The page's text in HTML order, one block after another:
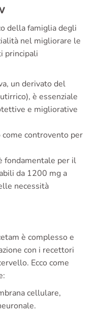
della famiglia degli
nel migliorare le
principali
un derivato del
è essenziale
e migliorative
controvento per
fondamentale per il
da 1200 mg a
necessità
è complesso e
con i recettori
Ecco come
cellulare,